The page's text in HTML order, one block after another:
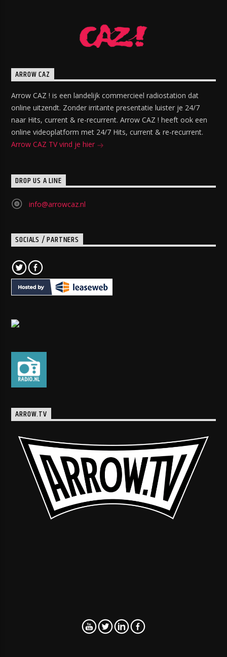
ARROW CAZ
Arrow CAZ ! is een landelijk commercieel radiostation dat
online uitzendt. Zonder irritante presentatie luister je 24/7
naar Hits, current & re-recurrent. Arrow CAZ ! heeft ook een
online videoplatform met 24/7 Hits, current & re-recurrent.
Arrow CAZ TV vind je hier
DROP US A LINE
info@arrowcaz.nl
SOCIALS / PARTNERS
ARROW.TV